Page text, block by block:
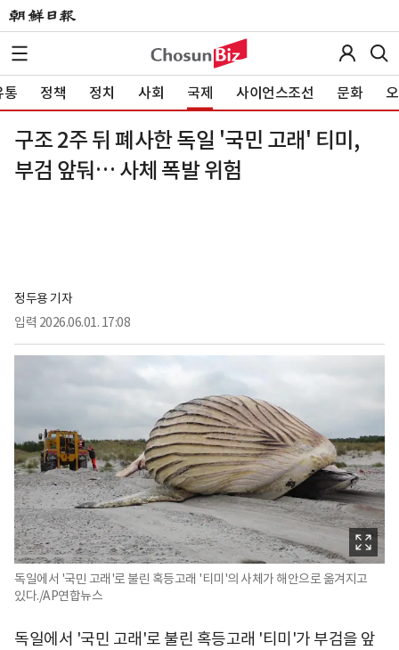
통 정책 정치 사회 국제 사이언스조선 문화
구조 2주 뒤 폐사한 독일 '국민 고래' 티미,
부검 앞둬… 사체 폭발 위험
정두용 기자
입력 2026.06.01. 17:08
독일에서 '국민 고래'로 불린 혹등고래 '티미'의 사체가 해안으로 옮겨지고
있다./AP연합뉴스
독일에서 '국민 고래'로 불린 혹등고래 '티미'가 부검을 앞